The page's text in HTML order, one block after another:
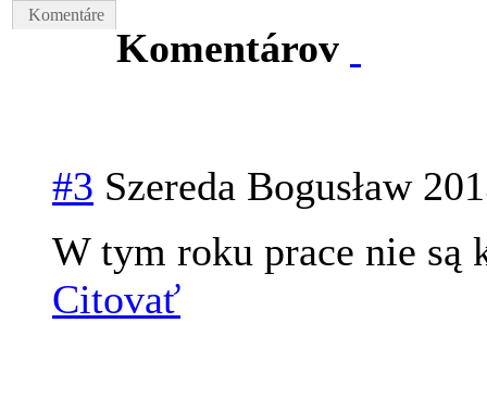
Komentáre
Komentárov
#3 Szereda Bogusław
W tym roku prace nie są
Citovať